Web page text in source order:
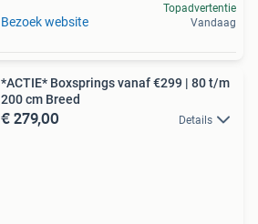
Bezoek website
Topadvertentie
Vandaag
*ACTIE* Boxsprings vanaf €299 | 80 t/m
200 cm Breed
€ 279,00 Details